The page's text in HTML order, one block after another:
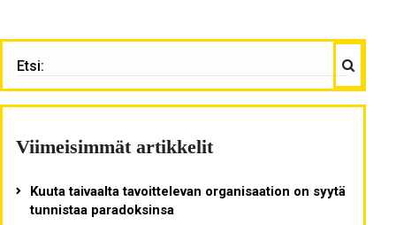
Haku
Viimeisimmät artikkelit
Kuuta taivaalta tavoittelevan organisaation on syytä
tunnistaa paradoksinsa